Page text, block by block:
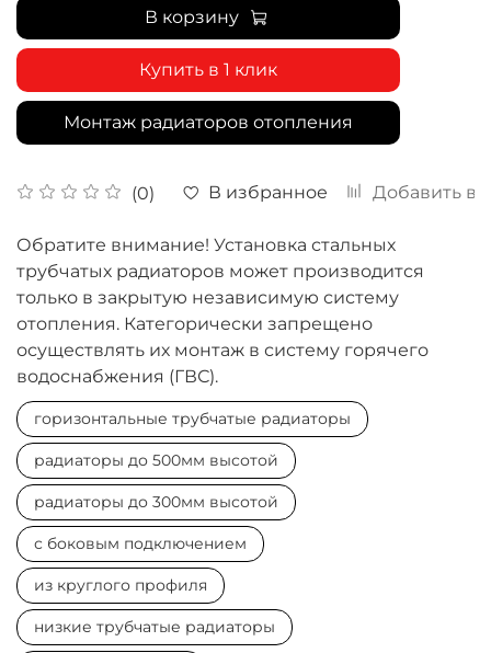
(0) В избранное Добавить в
В корзину
Купить в 1 клик
Монтаж радиаторов отопления
Обратите внимание! Установка стальных
трубчатых радиаторов может производится
только в закрытую независимую систему
отопления. Категорически запрещено
осуществлять их монтаж в систему горячего
водоснабжения (ГВС).
горизонтальные трубчатые радиаторы
радиаторы до 500мм высотой
радиаторы до 300мм высотой
с боковым подключением
из круглого профиля
низкие трубчатые радиаторы